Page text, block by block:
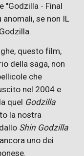
"Godzilla - Final
se non IL
questo film,
della saga, non
che
nel 2004 e
quel Godzilla
la nostra
Shin Godzilla
uno dei